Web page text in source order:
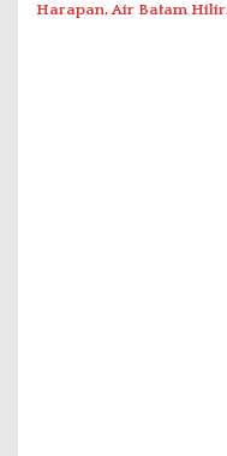
Harapan, Air Batam Hilir